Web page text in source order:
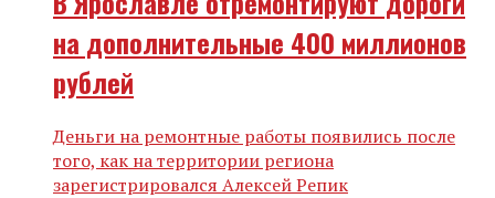
на дополнительные 400 миллионов
рублей
Деньги на ремонтные работы появились после
того, как на территории региона
зарегистрировался Алексей Репик